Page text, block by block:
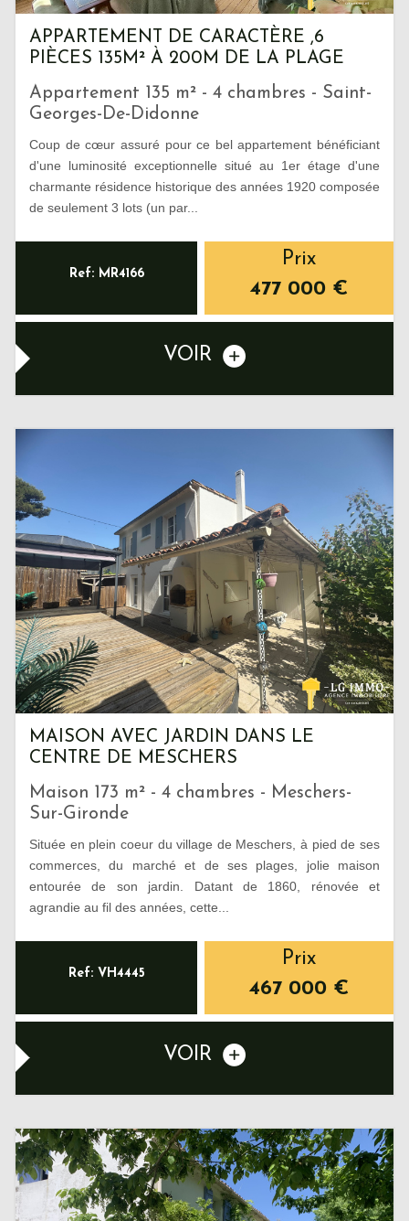
APPARTEMENT DE CARACTÈRE ,6
PIÈCES 135M² À 200M DE LA PLAGE
Appartement 135 m² - 4 chambres - Saint-
Georges-De-Didonne
Coup de cœur assuré pour ce bel appartement bénéficiant
d'une luminosité exceptionnelle situé au 1er étage d'une
charmante résidence historique des années 1920 composée
de seulement 3 lots (un par...
Ref: MR4166
Prix
477 000 €
VOIR
MAISON AVEC JARDIN DANS LE
CENTRE DE MESCHERS
Maison 173 m² - 4 chambres - Meschers-
Sur-Gironde
Située en plein coeur du village de Meschers, à pied de ses
commerces, du marché et de ses plages, jolie maison
entourée de son jardin. Datant de 1860, rénovée et
agrandie au fil des années, cette...
Ref: VH4445
Prix
467 000 €
VOIR